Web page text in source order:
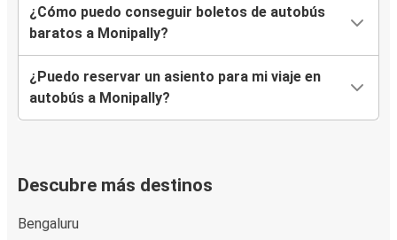
¿Cómo puedo conseguir boletos de autobús
baratos a Monipally?
¿Puedo reservar un asiento para mi viaje en
autobús a Monipally?
Descubre más destinos
Bengaluru